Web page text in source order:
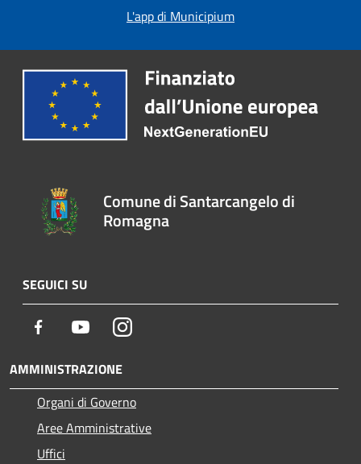
L'app di Municipium
Comune di Santarcangelo di
Romagna
SEGUICI SU
Facebook YoutubeInstagram
AMMINISTRAZIONE
Organi di Governo
Aree Amministrative
Uffici